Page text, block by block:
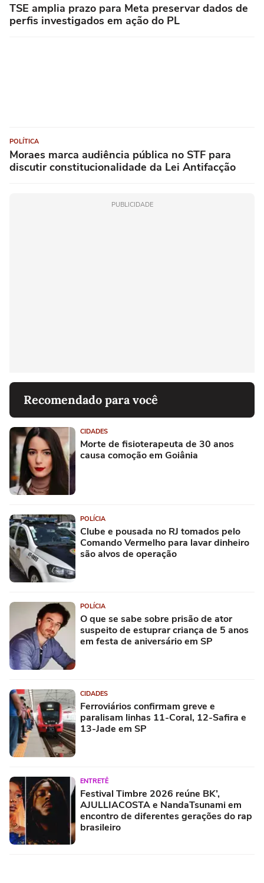
TSE amplia prazo para Meta preservar dados de
perfis investigados em ação do PL
POLÍTICA
Moraes marca audiência pública no STF para
discutir constitucionalidade da Lei Antifacção
PUBLICIDADE
Recomendado para você
CIDADES
Morte de fisioterapeuta de 30 anos
causa comoção em Goiânia
POLÍCIA
Clube e pousada no RJ tomados pelo
Comando Vermelho para lavar dinheiro
são alvos de operação
POLÍCIA
O que se sabe sobre prisão de ator
suspeito de estuprar criança de 5 anos
em festa de aniversário em SP
CIDADES
Ferroviários confirmam greve e
paralisam linhas 11-Coral, 12-Safira e
13-Jade em SP
ENTRETÊ
Festival Timbre 2026 reúne BK’,
AJULLIACOSTA e NandaTsunami em
encontro de diferentes gerações do rap
brasileiro